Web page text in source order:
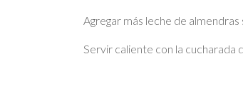
Agregar más leche de
Servir caliente con la cucharada